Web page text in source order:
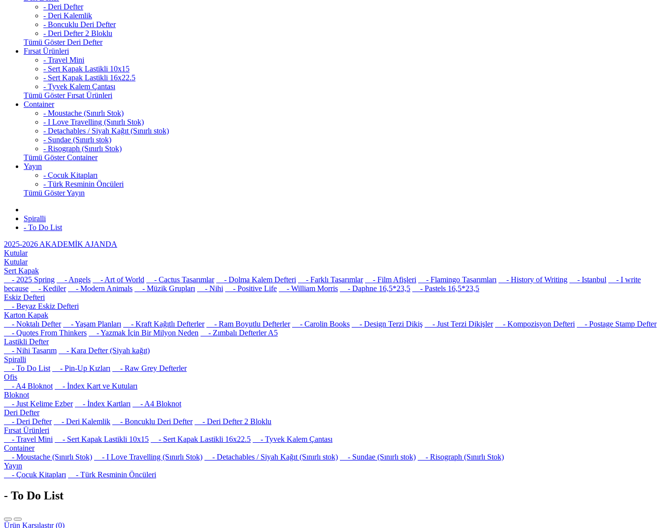
- Deri Defter
- Deri Kalemlik
- Boncuklu Deri Defter
- Deri Defter 2 Bloklu
Tümü Göster Deri Defter
Fırsat Ürünleri
- Travel Mini
- Sert Kapak Lastikli 10x15
- Sert Kapak Lastikli 16x22.5
- Tyvek Kalem Çantası
Tümü Göster Fırsat Ürünleri
Container
- Moustache (Sınırlı Stok)
- I Love Travelling (Sınırlı Stok)
- Detachables / Siyah Kağıt (Sınırlı stok)
- Sundae (Sınırlı stok)
- Risograph (Sınırlı Stok)
Tümü Göster Container
Yayın
- Çocuk Kitapları
- Türk Resminin Öncüleri
Tümü Göster Yayın
Spiralli
- To Do List
2025-2026 AKADEMİK AJANDA
Kutular
Kutular
Sert Kapak
- 2025 Spring
- Angels - Art of World - Cactus Tasarımlar - Dolma Kalem Defteri - Farklı Tasarımlar - Film Afişleri - Flamingo Tasarımları - History of Writing - Istanbul
- I write
because
- Kediler - Modern Animals - Müzik Grupları - Nihi - Positive Life - William Morris - Daphne 16,5*23,5
- Pastels 16,5*23,5
Eskiz Defteri
- Beyaz Eskiz Defteri
Karton Kapak
- Noktalı Defter
- Yaşam Planları - Kraft Kağıtlı Defterler - Ram Boyutlu Defterler - Carolin Books - Design Terzi Dikiş - Just Terzi Dikişler - Kompozisyon Defteri
- Postage Stamp Defter
- Quotes From Thinkers
- Yazmak İçin Bir Milyon Neden
- Zımbalı Defterler A5
Lastikli Defter
- Nihi Tasarım
- Kara Defter (Siyah kağıt)
Spiralli
- To Do List
- Pin-Up Kızları
- Raw Grey Defterler
Ofis
- A4 Bloknot
- İndex Kart ve Kutuları
Bloknot
- Just Kelime Ezber
- İndex Kartları
- A4 Bloknot
Deri Defter
- Deri Defter
- Deri Kalemlik - Boncuklu Deri Defter
- Deri Defter 2 Bloklu
Fırsat Ürünleri
- Travel Mini
- Sert Kapak Lastikli 10x15 - Sert Kapak Lastikli 16x22.5
- Tyvek Kalem Çantası
Container
- Moustache (Sınırlı Stok)
- I Love Travelling (Sınırlı Stok) - Detachables / Siyah Kağıt (Sınırlı stok) - Sundae (Sınırlı stok)
- Risograph (Sınırlı Stok)
Yayın
- Çocuk Kitapları
- Türk Resminin Öncüleri
- To Do List
Ürün Karşılaştır (0)